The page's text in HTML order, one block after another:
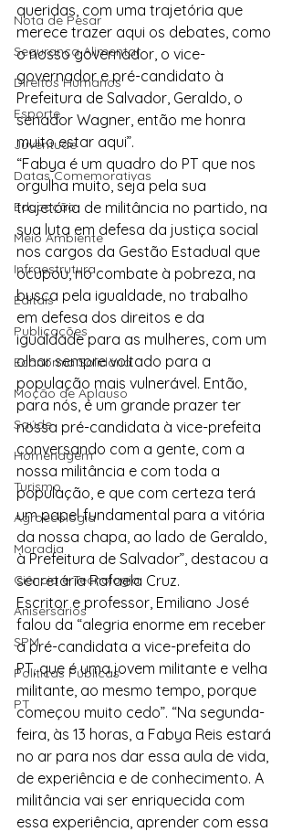
Nota de Pesar
Segurança Alimentar
Direitos Humanos
Esporte
Juventude
Datas Comemorativas
Educação
Meio Ambiente
Infraestrutura
Editais
Publicações
Economia Solidária
Moção de Aplauso
Saúde
Homenagem
Turismo
Agroecologia
Moradia
Ciência e Tecnologia
Anisersários
SPM
Políticas Públicas
PT
queridas, com uma trajetória que
merece trazer aqui os debates, como
o nosso governador, o vice-
governador e pré-candidato à
Prefeitura de Salvador, Geraldo, o
senador Wagner, então me honra
muito estar aqui”.
“Fabya é um quadro do PT que nos
orgulha muito, seja pela sua
trajetória de militância no partido, na
sua luta em defesa da justiça social
nos cargos da Gestão Estadual que
ocupou, no combate à pobreza, na
busca pela igualdade, no trabalho
em defesa dos direitos e da
igualdade para as mulheres, com um
olhar sempre voltado para a
população mais vulnerável. Então,
para nós, é um grande prazer ter
nossa pré-candidata à vice-prefeita
conversando com a gente, com a
nossa militância e com toda a
população, e que com certeza terá
um papel fundamental para a vitória
da nossa chapa, ao lado de Geraldo,
à Prefeitura de Salvador”, destacou a
secretária Rafaela Cruz.
Escritor e professor, Emiliano José
falou da “alegria enorme em receber
a pré-candidata a vice-prefeita do
PT, que é uma jovem militante e velha
militante, ao mesmo tempo, porque
começou muito cedo”. “Na segunda-
feira, às 13 horas, a Fabya Reis estará
no ar para nos dar essa aula de vida,
de experiência e de conhecimento. A
militância vai ser enriquecida com
essa experiência, aprender com essa